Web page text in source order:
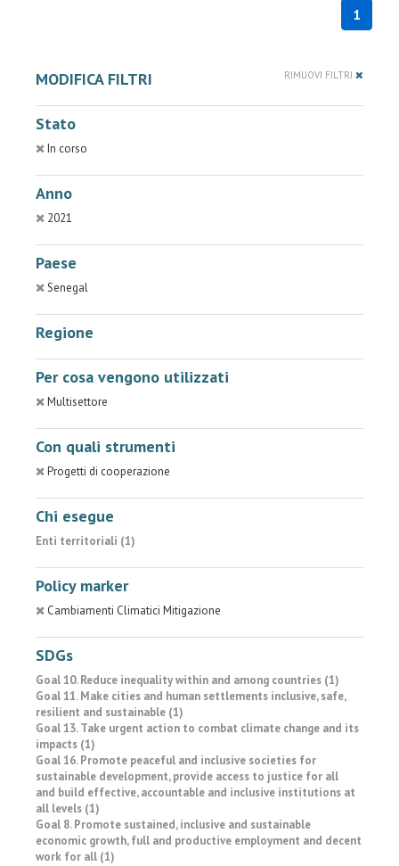
1
MODIFICA FILTRI RIMUOVI FILTRI
Stato
In corso
Anno
2021
Paese
Senegal
Regione
Per cosa vengono utilizzati
Multisettore
Con quali strumenti
Progetti di cooperazione
Chi esegue
Enti territoriali (1)
Policy marker
Cambiamenti Climatici Mitigazione
SDGs
Goal 10. Reduce inequality within and among countries (1)
Goal 11. Make cities and human settlements inclusive, safe,
resilient and sustainable (1)
Goal 13. Take urgent action to combat climate change and its
impacts (1)
Goal 16. Promote peaceful and inclusive societies for
sustainable development, provide access to justice for all
and build effective, accountable and inclusive institutions at
all levels (1)
Goal 8. Promote sustained, inclusive and sustainable
economic growth, full and productive employment and decent
work for all (1)